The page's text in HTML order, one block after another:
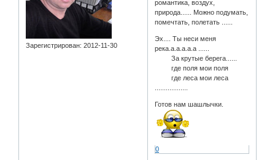
Зарегистрирован: 2012-11-30
романтика, воздух,
природа...... Можно подумать,
помечтать, полетать ......
Эх.... Ты неси меня
река.а.а.а.а.а ......
За крутые берега......
где поля мои поля
где леса мои леса
Готов нам шашлычки.
0